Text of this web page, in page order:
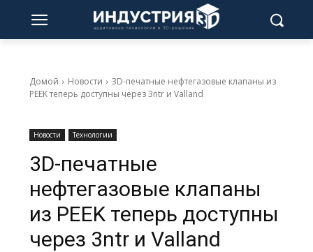
Домой Новости
3D-печатные нефтегазовые клапаны из
PEEK теперь доступны через 3ntr и Valland
Новости Технологии
3D-печатные
нефтегазовые клапаны
из PEEK теперь доступны
через 3ntr и Valland